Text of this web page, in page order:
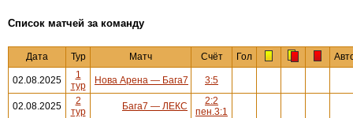
Cписок матчей за команду
Дата Тур Матч Счёт Гол
02.08.2025
1
тур
Нова Арена — Бага7 3:5
02.08.2025
2
тур
Бага7 — ЛЕКС
2:2
пен.3:1